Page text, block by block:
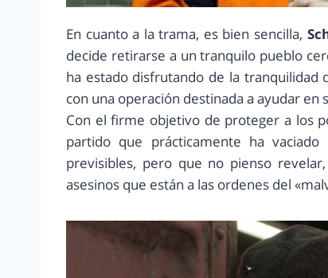
En cuanto a la trama, es bien sencilla,
decide retirarse a un tranquilo pueblo
ha estado disfrutando de la
con una operación destinada a ayudar
Con el firme objetivo de proteger a los
partido que prácticamente ha
previsibles, pero que no pienso
asesinos que están a las ordenes del